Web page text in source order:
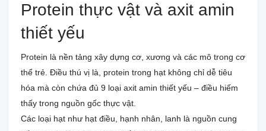
Protein thực vật và axit amin
thiết yếu
Protein là nền tảng xây dựng cơ, xương và các mô trong cơ
thể trẻ. Điều thú vị là, protein trong hạt không chỉ dễ tiêu
hóa mà còn chứa đủ 9 loại axit amin thiết yếu – điều hiếm
thấy trong nguồn gốc thực vật.
Các loại hạt như hạt điều, hạnh nhân, lanh là nguồn cung